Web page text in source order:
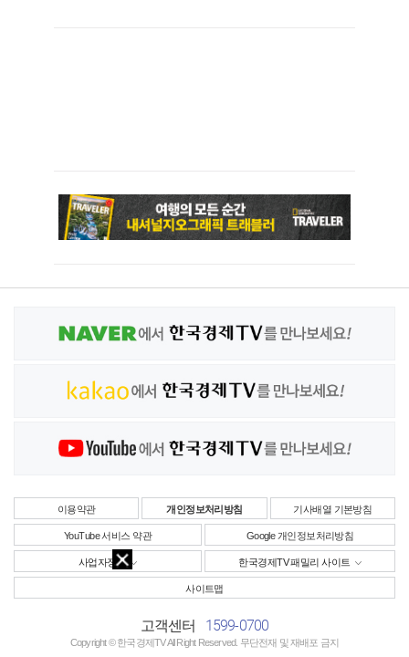
이용약관 개인정보처리방침 기사배열 기본방침
YouTube 서비스 약관 Google 개인정보처리방침
사업자정보 한국경제TV 패밀리 사이트
사이트맵
고객센터 1599-0700
Copyright © 한국경제TV All Right Reserved. 무단전재 및 재배포 금지